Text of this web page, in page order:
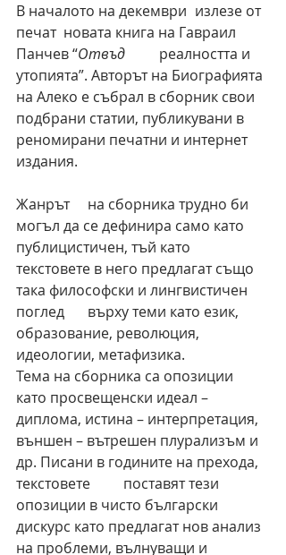
В началото на декември 	излезе от
печат  новата книга на Гавраил
Панчев “
реалността и
утопията”. Авторът на Биографията
на Алеко е събрал в сборник свои
подбрани статии, публикувани в
реномирани печатни и интернет
издания.
Жанрът 	на сборника трудно би
могъл да се дефинира само като
публицистичен, тъй като
текстовете в него предлагат също
така философски и лингвистичен
поглед 	върху теми като език,
образование, революция,
идеологии, метафизика.
Тема на сборника са опозиции
като просвещенски идеал –
диплома, истина – интерпретация,
външен – вътрешен плурализъм и
др. Писани в годините на прехода,
текстовете 	поставят тези
опозиции в чисто български
дискурс като предлагат нов анализ
на проблеми, вълнуващи и